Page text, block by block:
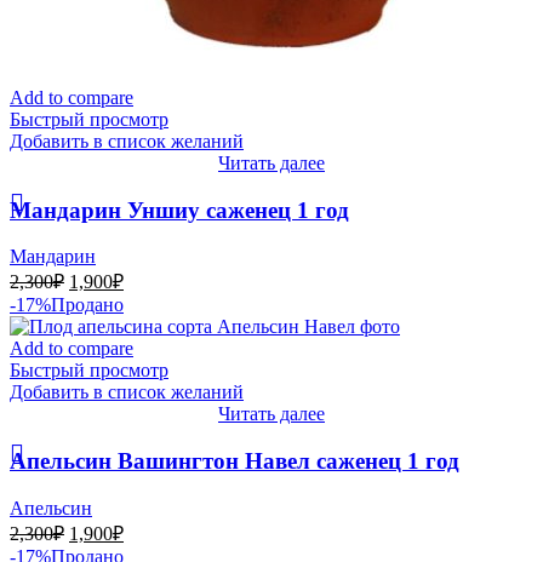
Add to compare
Быстрый просмотр
Добавить в список желаний
Читать далее
Мандарин Уншиу саженец 1 год
Мандарин
2,300₽ Первоначальная
цена
составляла
2,300₽.
1,900₽Текущая
1,900₽.
-17%Продано
Add to compare
Быстрый просмотр
Добавить в список желаний
Читать далее
Апельсин Вашингтон Навел саженец 1 год
Апельсин
2,300₽ Первоначальная
цена
1,900₽Текущая
-17%Продано